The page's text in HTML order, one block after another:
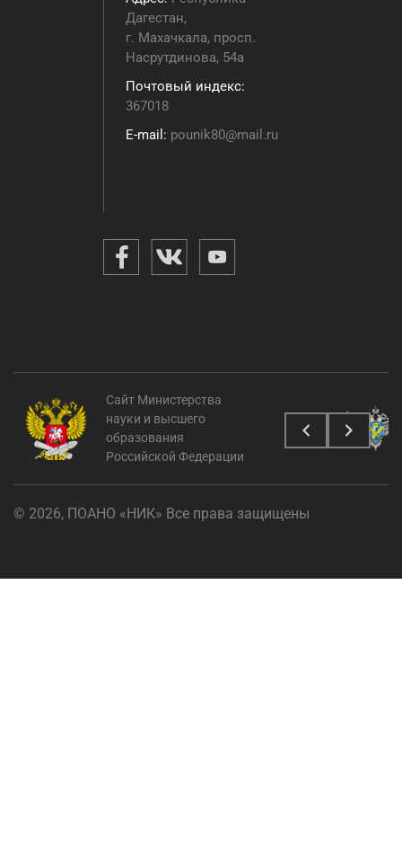
Дагестан,
г. Махачкала, просп.
Насрутдинова, 54а
Почтовый индекс:
367018
E-mail: pounik80@mail.ru
Сайт Министерства
науки и высшего
образования
Российской Федерации
© 2026, ПОАНО «НИК» Все права защищены